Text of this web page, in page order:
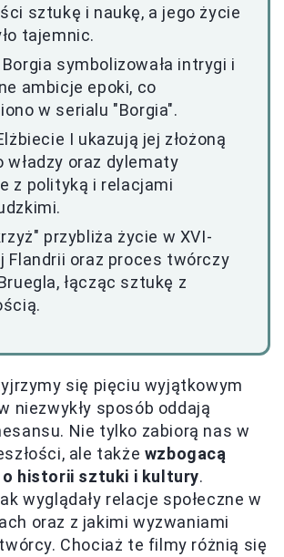
sztukę i naukę, a jego życie
tajemnic.
symbolizowała intrygi i
ambicje epoki, co
w serialu "Borgia".
I ukazują jej złożoną
władzy oraz dylematy
z polityką i relacjami
przybliża życie w XVI-
Flandrii oraz proces twórczy
łącząc sztukę z
się pięciu wyjątkowym
niezwykły sposób oddają
Nie tylko zabiorą nas w
ale także wzbogacą
o historii sztuki i kultury.
wyglądały relacje społeczne w
oraz z jakimi wyzwaniami
Chociaż te filmy różnią się